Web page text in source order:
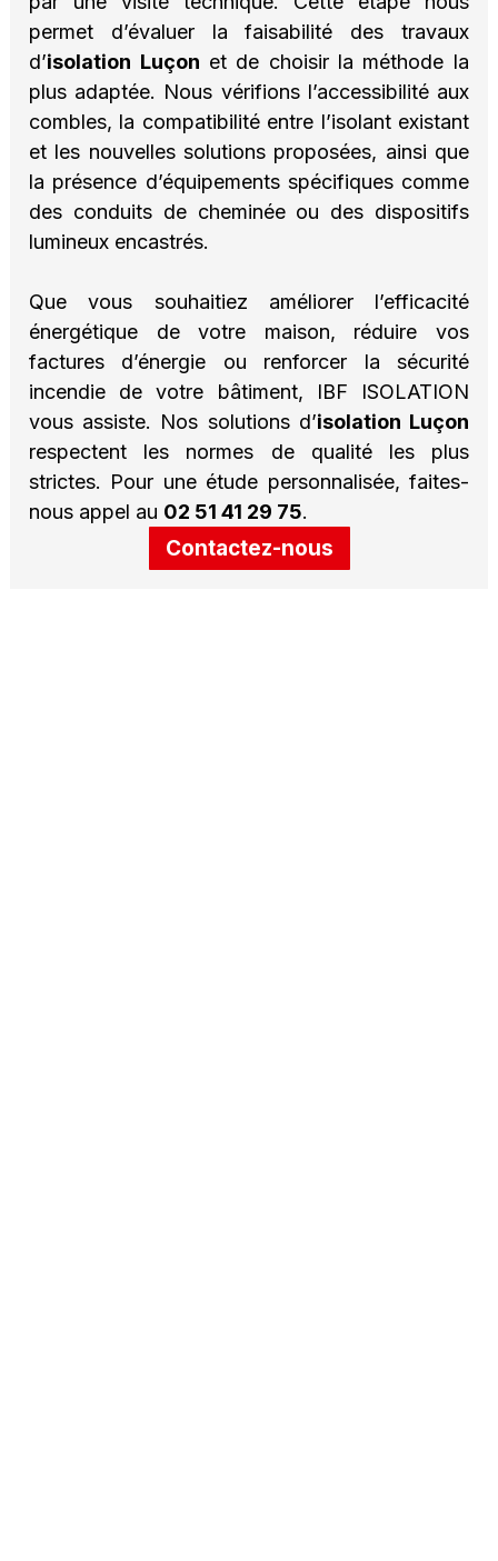
permet d’évaluer la faisabilité des travaux
d’isolation Luçon et de choisir la méthode la
plus adaptée. Nous vérifions l’accessibilité aux
combles, la compatibilité entre l’isolant existant
et les nouvelles solutions proposées, ainsi que
la présence d’équipements spécifiques comme
des conduits de cheminée ou des dispositifs
lumineux encastrés.
Que vous souhaitiez améliorer l’efficacité
énergétique de votre maison, réduire vos
factures d’énergie ou renforcer la sécurité
incendie de votre bâtiment, IBF ISOLATION
vous assiste. Nos solutions d’isolation Luçon
respectent les normes de qualité les plus
strictes. Pour une étude personnalisée, faites-
nous appel au 02 51 41 29 75.
Contactez-nous